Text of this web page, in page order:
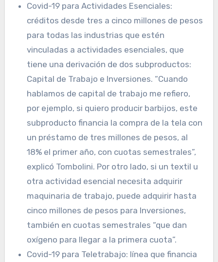
Covid-19 para Actividades Esenciales:
créditos desde tres a cinco millones de pesos
para todas las industrias que estén
vinculadas a actividades esenciales, que
tiene una derivación de dos subproductos:
Capital de Trabajo e Inversiones. “Cuando
hablamos de capital de trabajo me refiero,
por ejemplo, si quiero producir barbijos, este
subproducto financia la compra de la tela con
un préstamo de tres millones de pesos, al
18% el primer año, con cuotas semestrales”,
explicó Tombolini. Por otro lado, si un textil u
otra actividad esencial necesita adquirir
maquinaria de trabajo, puede adquirir hasta
cinco millones de pesos para Inversiones,
también en cuotas semestrales “que dan
oxígeno para llegar a la primera cuota”.
Covid-19 para Teletrabajo: línea que financia